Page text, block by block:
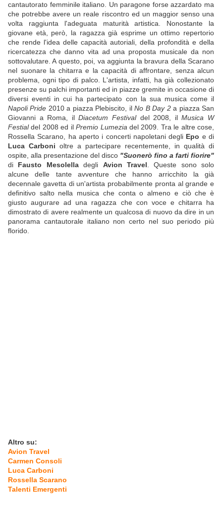
cantautorato femminile italiano. Un paragone forse azzardato ma
che potrebbe avere un reale riscontro ed un maggior senso una
volta raggiunta l'adeguata maturità artistica. Nonostante la
giovane età, però, la ragazza già esprime un ottimo repertorio
che rende l'idea delle capacità autoriali, della profondità e della
ricercatezza che danno vita ad una proposta musicale da non
sottovalutare. A questo, poi, va aggiunta la bravura della Scarano
nel suonare la chitarra e la capacità di affrontare, senza alcun
problema, ogni tipo di palco. L'artista, infatti, ha già collezionato
presenze su palchi importanti ed in piazze gremite in occasione di
diversi eventi in cui ha partecipato con la sua musica come il
Napoli Pride 2010 a piazza Plebiscito, ilNo B Day 2a piazza San
Giovanni a Roma, ilDiacetum Festivaldel 2008, ilMusica W
Festialdel 2008 ed ilPremio Lumezia del 2009. Tra le altre cose,
Rossella Scarano, ha aperto i concerti napoletani degli Epo e di
Luca Carboni oltre a partecipare recentemente, in qualità di
ospite, alla presentazione del disco "Suonerò fino a farti fiorire"
di Fausto Mesolelladegli Avion Travel . Queste sono solo
alcune delle tante avventure che hanno arricchito la già
decennale gavetta di un'artista probabilmente pronta al grande e
definitivo salto nella musica che conta o almeno e ciò che è
giusto augurare ad una ragazza che con voce e chitarra ha
dimostrato di avere realmente un qualcosa di nuovo da dire in un
panorama cantautorale italiano non certo nel suo periodo più
florido.
Altro su:
Avion Travel
Carmen Consoli
Luca Carboni
Rossella Scarano
Talenti Emergenti